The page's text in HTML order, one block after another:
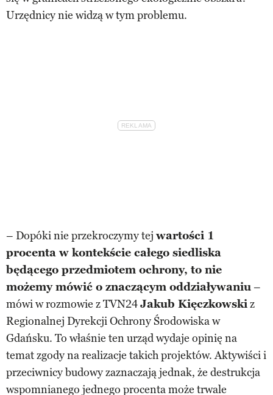
Urzędnicy nie widzą w tym problemu.
– Dopóki nie przekroczymy tej wartości 1
procenta w kontekście całego siedliska
będącego przedmiotem ochrony, to nie
możemy mówić o znaczącym oddziaływaniu–
mówi w rozmowie z TVN24Jakub Kięczkowskiz
Regionalnej Dyrekcji Ochrony Środowiska w
Gdańsku. To właśnie ten urząd wydaje opinię na
temat zgody na realizacje takich projektów. Aktywiści i
przeciwnicy budowy zaznaczają jednak, że destrukcja
wspomnianego jednego procenta może trwale